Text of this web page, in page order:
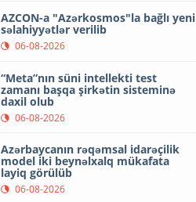
AZCON-a "Azərkosmos"la bağlı yeni
səlahiyyətlər verilib
06-08-2026
“Meta”nın süni intellekti test
zamanı başqa şirkətin sisteminə
daxil olub
06-08-2026
Azərbaycanın rəqəmsal idarəçilik
model iki beynəlxalq mükafata
layiq görülüb
06-08-2026